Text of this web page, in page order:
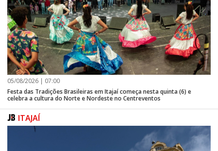
05/08/2026 | 07:00
Festa das Tradições Brasileiras em Itajaí começa nesta quinta (6) e
celebra a cultura do Norte e Nordeste no Centreventos
ITAJAÍ